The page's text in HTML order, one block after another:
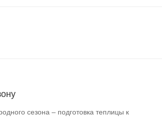
сезона – подготовка теплицы к